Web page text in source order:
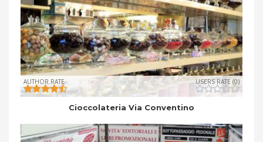
AUTHOR RATE USERS RATE (0)
Cioccolateria Via Conventino